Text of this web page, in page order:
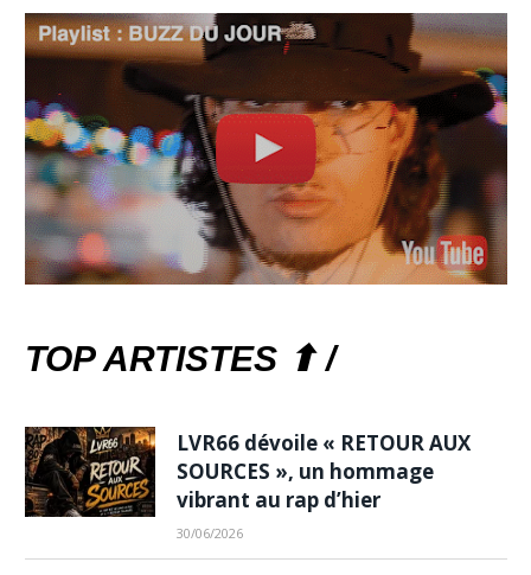
TOP ARTISTES ⬆ /
LVR66 dévoile « RETOUR AUX
SOURCES », un hommage
vibrant au rap d’hier
30/06/2026